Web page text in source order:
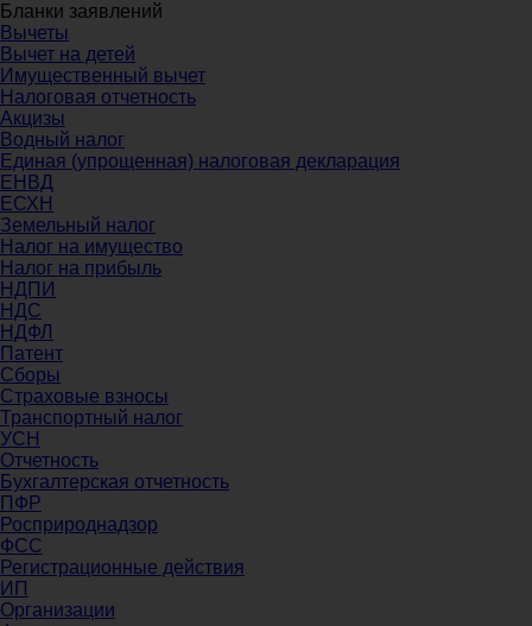
Бланки заявлений
Вычеты
Вычет на детей
Имущественный вычет
Налоговая отчетность
Акцизы
Водный налог
Единая (упрощенная) налоговая декларация
ЕНВД
ЕСХН
Земельный налог
Налог на имущество
Налог на прибыль
НДПИ
НДС
НДФЛ
Патент
Сборы
Страховые взносы
Транспортный налог
УСН
Отчетность
Бухгалтерская отчетность
ПФР
Росприроднадзор
ФСС
Регистрационные действия
ИП
Организации